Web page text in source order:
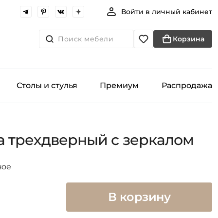
Войти в личный кабинет
Поиск мебели Корзина
Столы и стулья Премиум Распродажа
с зеркалом
В корзину